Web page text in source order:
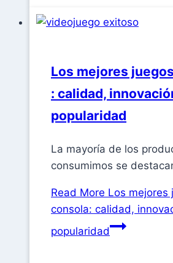
Los mejores
: calidad,
popularidad
La mayoría de los
consumimos se
Read More Los mejores
consola​: calidad,
popularidad